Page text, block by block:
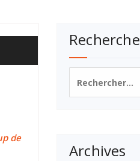
de
Recherche
Archives